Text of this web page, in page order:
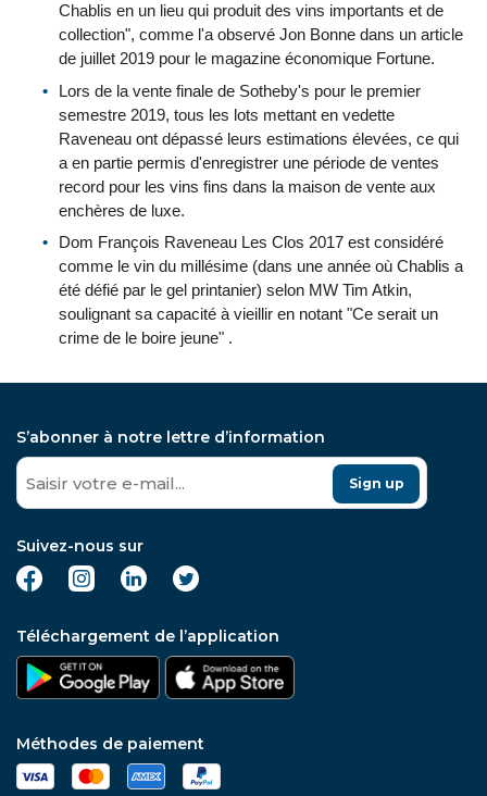
Chablis en un lieu qui produit des vins importants et de
collection", comme l'a observé Jon Bonne dans un article
de juillet 2019 pour le magazine économique Fortune.
Lors de la vente finale de Sotheby's pour le premier
semestre 2019, tous les lots mettant en vedette
Raveneau ont dépassé leurs estimations élevées, ce qui
a en partie permis d'enregistrer une période de ventes
record pour les vins fins dans la maison de vente aux
enchères de luxe.
Dom François Raveneau Les Clos 2017 est considéré
comme le vin du millésime (dans une année où Chablis a
été défié par le gel printanier) selon MW Tim Atkin,
soulignant sa capacité à vieillir en notant "Ce serait un
crime de le boire jeune" .
S’abonner à notre lettre d’information
Sign up
Suivez-nous sur
Téléchargement de l’application
Méthodes de paiement